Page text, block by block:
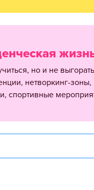
нетворкинг-зоны,
спортивные